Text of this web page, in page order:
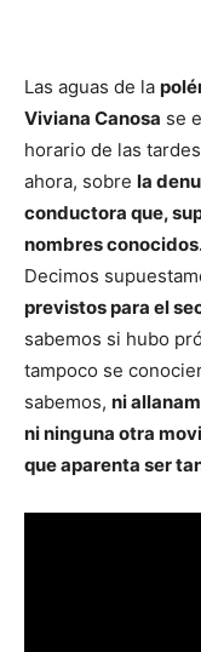
Las aguas de la
Viviana Canosa se
horario de las
ahora, sobre la
conductora que,
nombres
Decimos
previstos para el
sabemos si hubo
tampoco se
sabemos, ni
ni ninguna otra
que aparenta ser